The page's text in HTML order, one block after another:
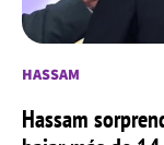
HASSAM
Hassam